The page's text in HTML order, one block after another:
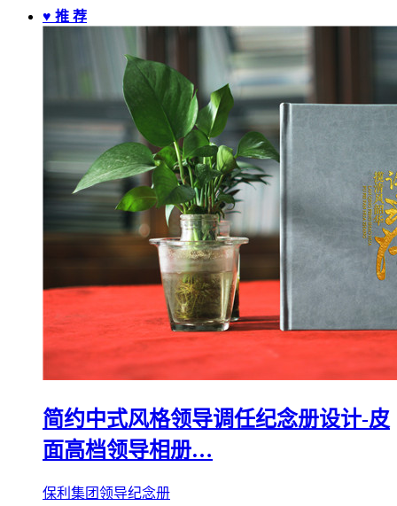
♥ 推 荐
简约中式风格领导调任纪念册设计-皮
面高档领导相册…
保利集团领导纪念册